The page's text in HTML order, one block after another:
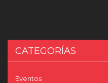
CATEGORÍAS
Eventos